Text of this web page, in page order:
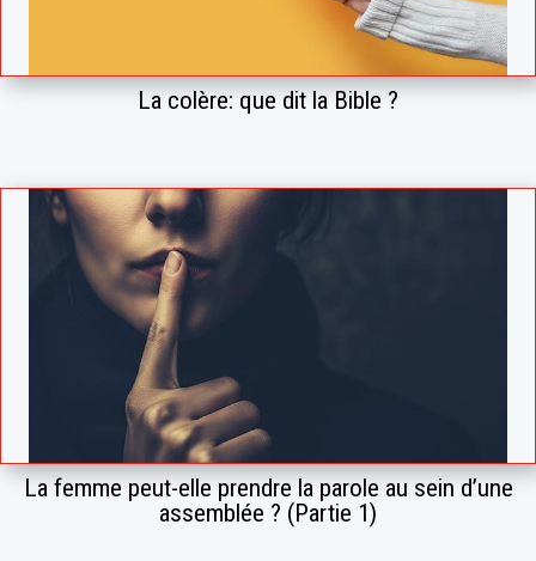
La colère: que dit la Bible ?
La femme peut-elle prendre la parole au sein d’une
assemblée ? (Partie 1)